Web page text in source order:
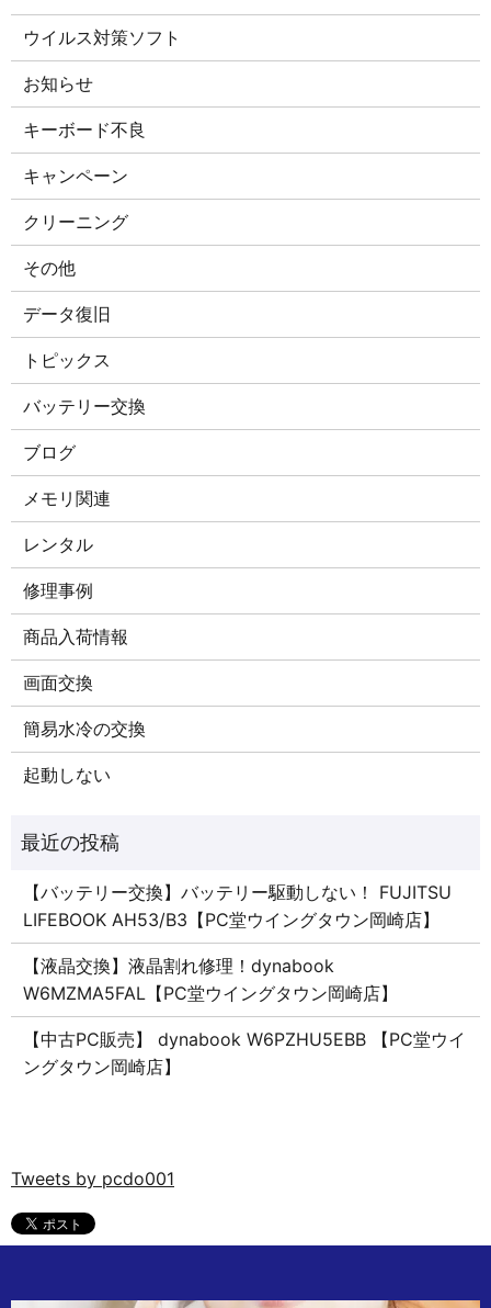
ウイルス対策ソフト
お知らせ
キーボード不良
キャンペーン
クリーニング
その他
データ復旧
トピックス
バッテリー交換
ブログ
メモリ関連
レンタル
修理事例
商品入荷情報
画面交換
簡易水冷の交換
起動しない
【バッテリー交換】バッテリー駆動しない！ FUJITSU
LIFEBOOK AH53/B3【PC堂ウイングタウン岡崎店】
【液晶交換】液晶割れ修理！dynabook
W6MZMA5FAL【PC堂ウイングタウン岡崎店】
【中古PC販売】 dynabook W6PZHU5EBB 【PC堂ウイ
ングタウン岡崎店】
Tweets by pcdo001